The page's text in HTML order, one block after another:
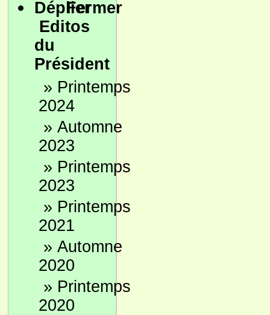
Editos
du
Président
» Printemps
2024
» Automne
2023
» Printemps
2023
» Printemps
2021
» Automne
2020
» Printemps
2020